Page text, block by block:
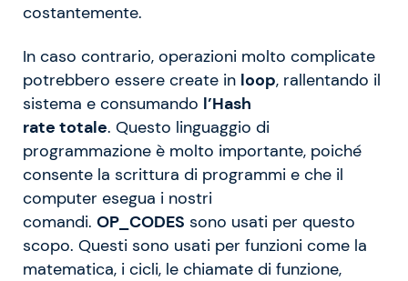
costantemente.
In caso contrario, operazioni molto complicate
potrebbero essere create in loop, rallentando il
sistema e consumando l’Hash
rate totale. Questo linguaggio di
programmazione è molto importante, poiché
consente la scrittura di programmi e che il
computer esegua i nostri
comandi. OP_CODES sono usati per questo
scopo. Questi sono usati per funzioni come la
matematica, i cicli, le chiamate di funzione,